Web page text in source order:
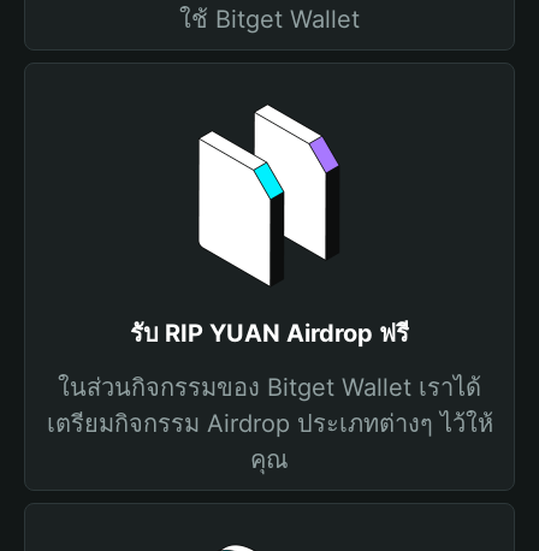
ใช้ Bitget Wallet
รับ RIP YUAN Airdrop ฟรี
ในส่วนกิจกรรมของ Bitget Wallet เราได้
เตรียมกิจกรรม Airdrop ประเภทต่างๆ ไว้ให้
คุณ